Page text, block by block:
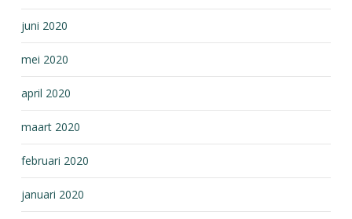
juni 2020
mei 2020
april 2020
maart 2020
februari 2020
januari 2020